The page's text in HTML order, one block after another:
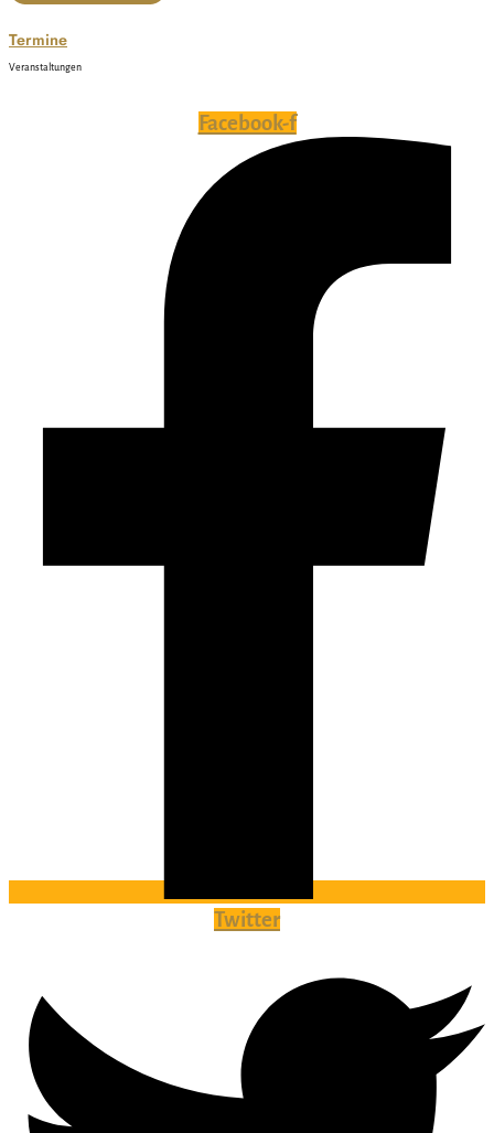
Termine
Veranstaltungen
Facebook-f
Twitter